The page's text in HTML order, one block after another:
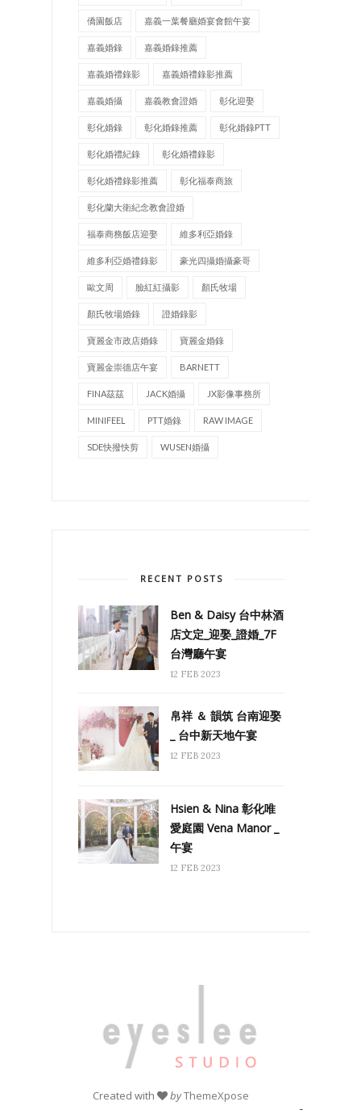
僑園飯店 嘉義一葉餐廳婚宴會館午宴
嘉義婚錄 嘉義婚錄推薦
嘉義婚禮錄影 嘉義婚禮錄影推薦
嘉義婚攝 嘉義教會證婚 彰化迎娶
彰化婚錄 彰化婚錄推薦 彰化婚錄PTT
彰化婚禮紀錄 彰化婚禮錄影
彰化婚禮錄影推薦 彰化福泰商旅
彰化蘭大衛紀念教會證婚
福泰商務飯店迎娶 維多利亞婚錄
維多利亞婚禮錄影 豪光四攝婚攝豪哥
歐文周 臉紅紅攝影 顏氏牧場
顏氏牧場婚錄 證婚錄影
寶麗金市政店婚錄 寶麗金婚錄
寶麗金崇德店午宴 BARNETT
FINA茲茲 JACK婚攝 JX影像事務所
MINIFEEL PTT婚錄 RAW IMAGE
SDE快撥快剪 WUSEN婚攝
RECENT POSTS
Ben & Daisy 台中林酒
店文定_迎娶_證婚_7F
台灣廳午宴
12 FEB 2023
帛祥 ＆ 韻筑 台南迎娶
_ 台中新天地午宴
12 FEB 2023
Hsien & Nina 彰化唯
愛庭園 Vena Manor _
午宴
12 FEB 2023
Created with byThemeXpose